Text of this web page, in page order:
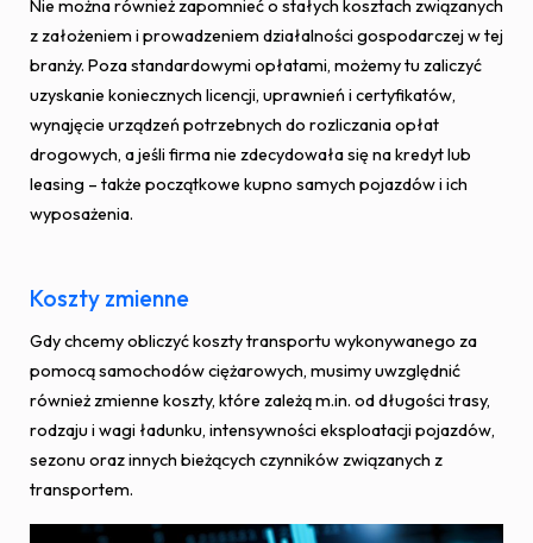
Nie można również zapomnieć o stałych kosztach związanych
z założeniem i prowadzeniem działalności gospodarczej w tej
branży. Poza standardowymi opłatami, możemy tu zaliczyć
uzyskanie koniecznych licencji, uprawnień i certyfikatów,
wynajęcie urządzeń potrzebnych do rozliczania opłat
drogowych, a jeśli firma nie zdecydowała się na kredyt lub
leasing – także początkowe kupno samych pojazdów i ich
wyposażenia.
Koszty zmienne
Gdy chcemy obliczyć koszty transportu wykonywanego za
pomocą samochodów ciężarowych, musimy uwzględnić
również zmienne koszty, które zależą m.in. od długości trasy,
rodzaju i wagi ładunku, intensywności eksploatacji pojazdów,
sezonu oraz innych bieżących czynników związanych z
transportem.